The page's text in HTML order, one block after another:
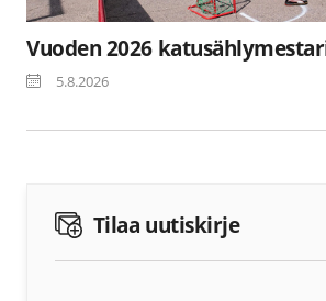
Vuoden 2026
5.8.2026
Tilaa uutiskirje